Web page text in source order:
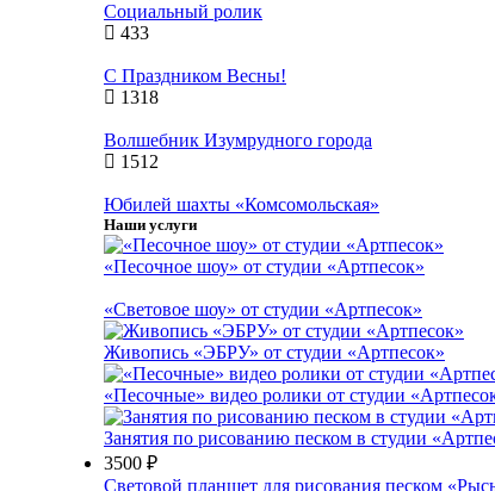
Социальный ролик
433
С Праздником Весны!
1318
Волшебник Изумрудного города
1512
Юбилей шахты «Комсомольская»
Наши услуги
«Песочное шоу» от студии «Артпесок»
«Световое шоу» от студии «Артпесок»
Живопись «ЭБРУ» от студии «Артпесок»
«Песочные» видео ролики от студии
Занятия по рисованию песком в студии
3500 ₽
Световой планшет для рисования песком